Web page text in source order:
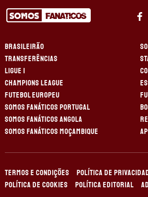
BRASILEIRÃO
TRANSFERÊNCIAS
LIGUE 1
CHAMPIONS LEAGUE
FUTEBOL EUROPEU
SOMOS FANÁTICOS PORTUGAL
SOMOS FANÁTICOS ANGOLA
SOMOS FANÁTICOS MOÇAMBIQUE
TERMOS E CONDIÇÕES
POLÍTICA DE
POLÍTICA DE COOKIES
POLÍTICA EDITORIAL